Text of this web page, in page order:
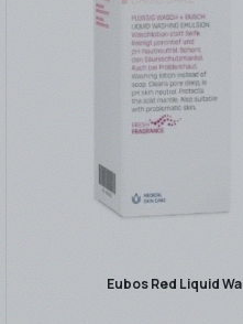
Eubos Red Liquid